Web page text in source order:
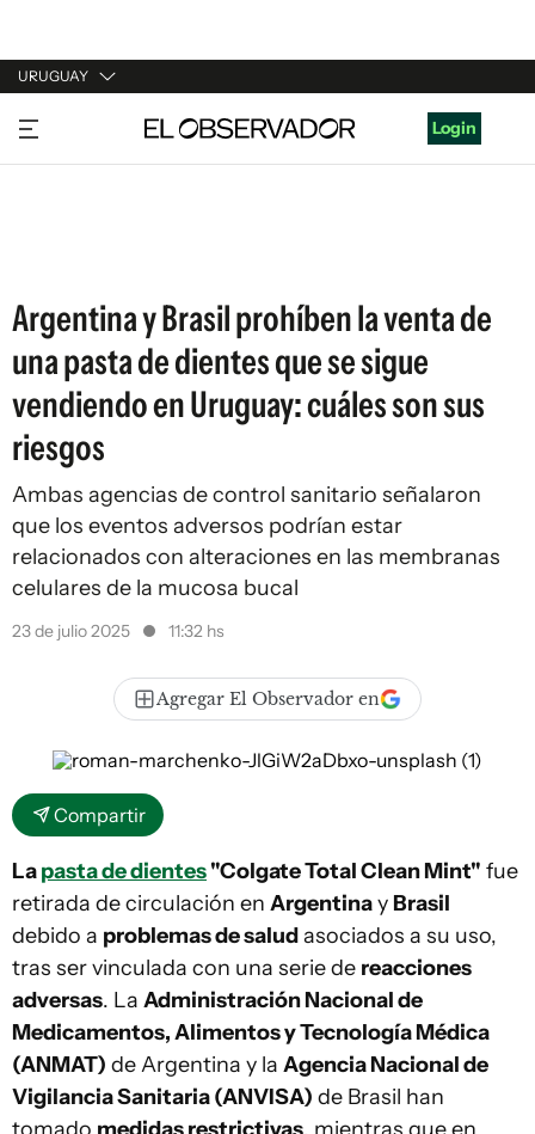
URUGUAY
URUGUAY
ARGENTINA
Login
Argentina y Brasil prohíben la venta de
una pasta de dientes que se sigue
vendiendo en Uruguay: cuáles son sus
riesgos
Ambas agencias de control sanitario señalaron
que los eventos adversos podrían estar
relacionados con alteraciones en las membranas
celulares de la mucosa bucal
23 de julio 2025 11:32 hs
Agregar El Observador en
Compartir
Lapasta de dientes"Colgate Total Clean Mint" fue
retirada de circulación en Argentinay Brasil
debido a problemas de saludasociados a su uso,
tras ser vinculada con una serie de reacciones
adversas. La Administración Nacional de
Medicamentos, Alimentos y Tecnología Médica
(ANMAT) de Argentina y la Agencia Nacional de
Vigilancia Sanitaria (ANVISA) de Brasil han